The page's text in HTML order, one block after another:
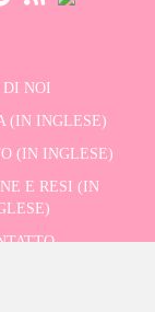
DI NOI
(IN INGLESE)
(IN INGLESE)
E RESI (IN